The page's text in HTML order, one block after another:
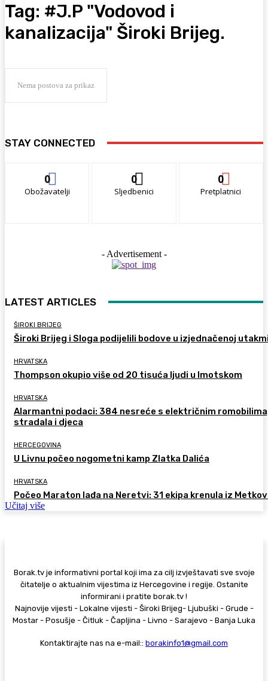
Tag: #J.P "Vodovod i
kanalizacija" Široki Brijeg.
Nema postova za prikaz
STAY CONNECTED
0
Obožavatelji
0
Sljedbenici
0
Pretplatnici
- Advertisement -
LATEST ARTICLES
ŠIROKI BRIJEG
Široki Brijeg i Sloga podijelili bodove u izjednačenoj
HRVATSKA
Thompson okupio više od 20 tisuća ljudi u Imotskom
HRVATSKA
Alarmantni podaci: 384 nesreće s električnim
stradala i djeca
HERCEGOVINA
U Livnu počeo nogometni kamp Zlatka Dalića
HRVATSKA
Počeo Maraton lađa na Neretvi: 31 ekipa krenula iz
Učitaj više
Borak.tv je informativni portal koji ima za cilj izvještavati sve svoje
čitatelje o aktualnim vijestima iz Hercegovine i regije. Ostanite
informirani i pratite borak.tv !
Najnovije vijesti - Lokalne vijesti - Široki Brijeg- Ljubuški - Grude -
Mostar - Posušje - Čitluk - Čapljina - Livno - Sarajevo - Banja Luka
Kontaktirajte nas na e-mail:: borakinfo1@gmail.com